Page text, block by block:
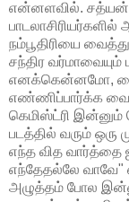
என்னளவில். சத்யன்
நம்பூதிரியை
சந்திர
எனக்கென்னமோ,
எண்ணிப்பார்க்க
கெமிஸ்ட்ரி இன்னும்
படத்தில் வரும் ஒரு
எந்த வித வார்த்தை
எந்தேதல்லே வாவே"
அழுத்தம் போல